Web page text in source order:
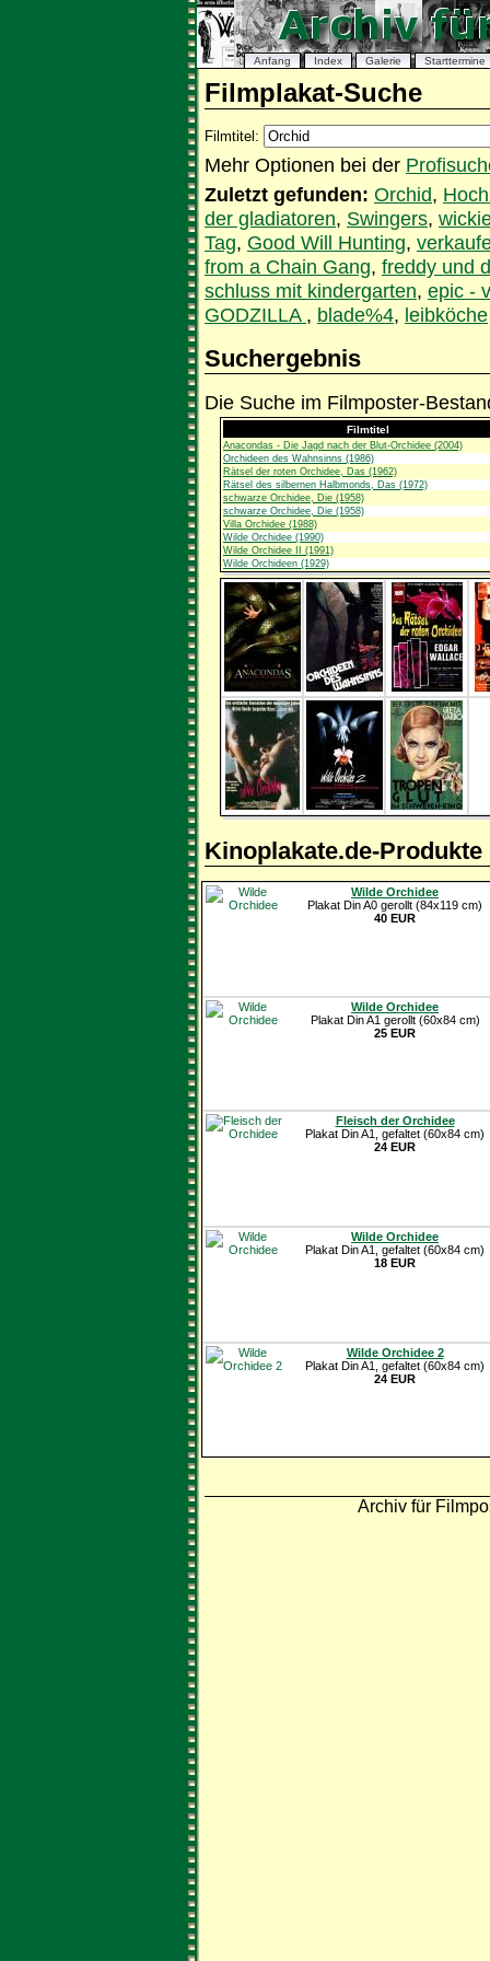
Anfang Index Galerie Starttermine
Filmplakat-Suche
Filmtitel:
Mehr Optionen bei der
Zuletzt gefunden: Orchid,
der gladiatoren, Swingers,
Tag, Good Will Hunting,
from a Chain Gang, freddy und
schluss mit kindergarten, epic -
GODZILLA , blade%4, leibköche
Suchergebnis
Die Suche im Filmposter-
Filmtitel
Anacondas - Die Jagd nach der Blut-Orchidee (2004)
Orchideen des Wahnsinns (1986)
Rätsel der roten Orchidee, Das (1962)
Rätsel des silbernen Halbmonds, Das (1972)
schwarze Orchidee, Die (1958)
schwarze Orchidee, Die (1958)
Villa Orchidee (1988)
Wilde Orchidee (1990)
Wilde Orchidee II (1991)
Wilde Orchideen (1929)
Kinoplakate.de-Produkte
Wilde Orchidee
Plakat Din A0 gerollt (84x119 cm)
40 EUR
Wilde Orchidee
Plakat Din A1 gerollt (60x84 cm)
25 EUR
Fleisch der Orchidee
Plakat Din A1, gefaltet (60x84 cm)
24 EUR
Wilde Orchidee
Plakat Din A1, gefaltet (60x84 cm)
18 EUR
Wilde Orchidee 2
Plakat Din A1, gefaltet (60x84 cm)
24 EUR
Archiv für